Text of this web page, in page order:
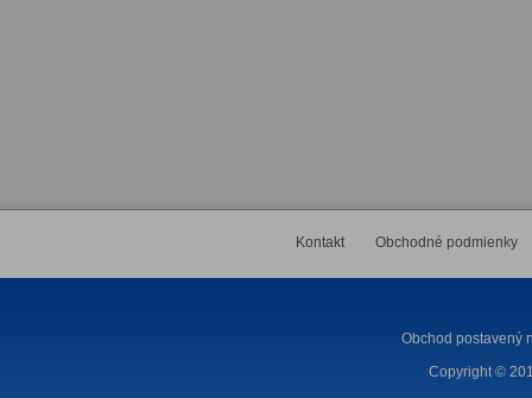
Kontakt Obchodné podmienky
Obchod postavený
Copyright ©